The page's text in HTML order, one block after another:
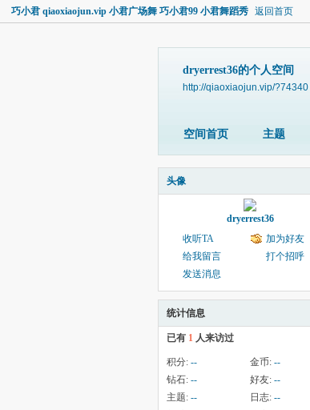
巧小君 qiaoxiaojun.vip 小君广场舞 巧小君99 小君舞蹈秀 返回首页
dryerrest36的个人空间
http://qiaoxiaojun.vip/?74340
空间首页 主题
头像
dryerrest36
收听TA
加为好友
给我留言
打个招呼
发送消息
统计信息
已有 1 人来访过
积分: -- 金币: --
钻石: -- 好友: --
主题: -- 日志: --